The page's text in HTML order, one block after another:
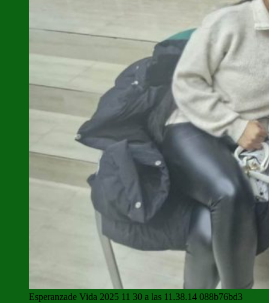
Esperanzade Vida 2025 11 30 a las 11.38.14 088b76bd3